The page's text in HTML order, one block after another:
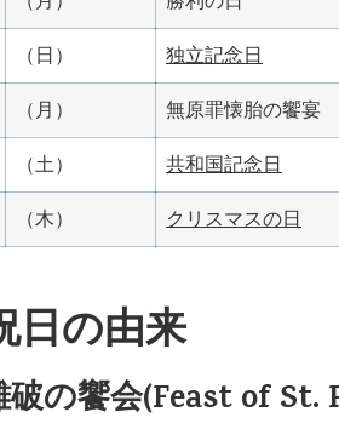
（日） 独立記念日
（月） 無原罪懐胎の饗宴
（土） 共和国記念日
（木） クリスマスの日
日の由来
の饗会(Feast of St.